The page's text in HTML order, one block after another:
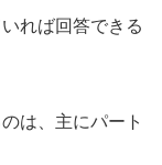
れば回答できる
は、主にパート